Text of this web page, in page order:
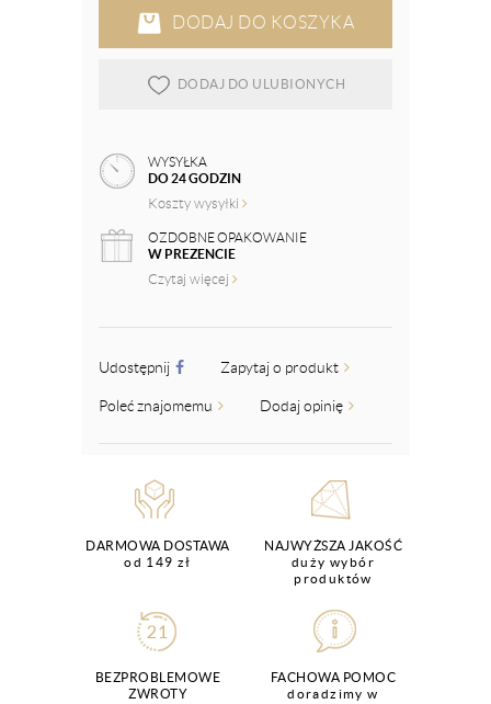
DODAJ DO KOSZYKA
DODAJ DO ULUBIONYCH
WYSYŁKA
DO 24 GODZIN
Koszty wysyłki
OZDOBNE OPAKOWANIE
W PREZENCIE
Czytaj więcej
Udostępnij Zapytaj o produkt
Poleć znajomemu Dodaj opinię
DARMOWA DOSTAWA
od 149 zł
NAJWYŻSZA JAKOŚĆ
duży wybór
produktów
BEZPROBLEMOWE
ZWROTY
FACHOWA POMOC
doradzimy w